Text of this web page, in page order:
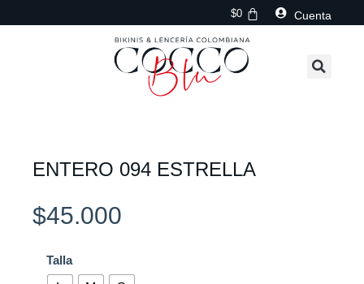
$0 Cuenta
ENTERO 094 ESTRELLA
$45.000
Talla
ENTERO